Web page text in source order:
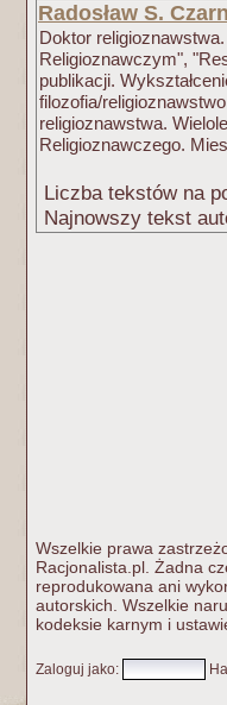
Radosław S.
Doktor
Religioznawczym",
publikacji.
filozofia/
religioznawstwa.
Religioznawczego.
Liczba tekstów na
Najnowszy tekst
Wszelkie prawa
Racjonalista.pl. Żadna
reprodukowana ani
autorskich. Wszelkie
kodeksie karnym i
Zaloguj jako: